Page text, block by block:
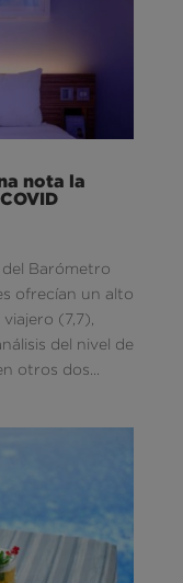
nota la
Barómetro
ofrecían un alto
(7,7),
del nivel de
otros dos...